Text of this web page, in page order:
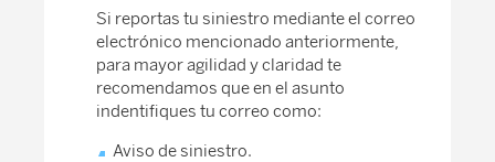
Si reportas tu siniestro mediante el correo
electrónico mencionado anteriormente,
para mayor agilidad y claridad te
recomendamos que en el asunto
indentifiques tu correo como:
Aviso de siniestro.